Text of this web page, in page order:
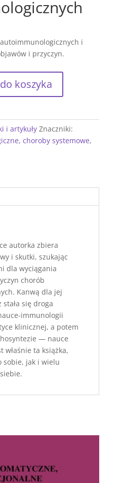
i
i przyczyn.
koszyka
i artykuły Znaczniki:
, choroby systemowe,
autorka zbiera
i skutki, szukając
dla wyciągania
chorób
Kanwą dla jej
się droga
immunologii
klinicznej, a potem
— nauce
właśnie ta książka,
sobie, jak i wielu